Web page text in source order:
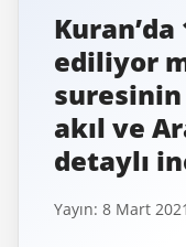
ediliyor
akıl ve
detaylı
Yayın: 8 Mart 2021